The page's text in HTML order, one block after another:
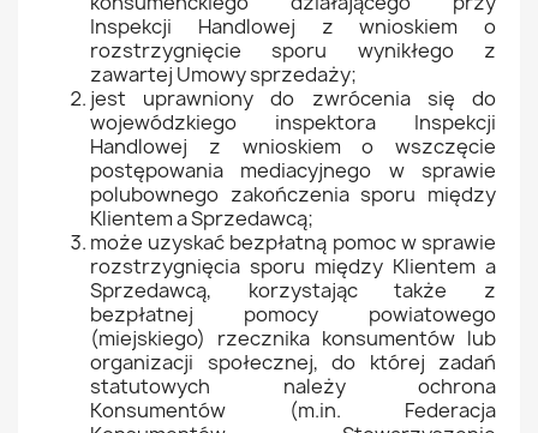
Inspekcji Handlowej z wnioskiem o
rozstrzygnięcie sporu wynikłego z
zawartej Umowy sprzedaży;
jest uprawniony do zwrócenia się do
wojewódzkiego inspektora Inspekcji
Handlowej z wnioskiem o wszczęcie
postępowania mediacyjnego w sprawie
polubownego zakończenia sporu między
Klientem a Sprzedawcą;
może uzyskać bezpłatną pomoc w sprawie
rozstrzygnięcia sporu między Klientem a
Sprzedawcą, korzystając także z
bezpłatnej pomocy powiatowego
(miejskiego) rzecznika konsumentów lub
organizacji społecznej, do której zadań
statutowych należy ochrona
Konsumentów (m.in. Federacja